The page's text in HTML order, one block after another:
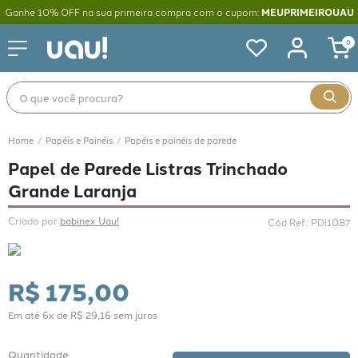
Ganhe 10% OFF na sua primeira compra com o cupom: MEUPRIMEIROUAU
0
O que você procura?
Papéis e Painéis Papéis e painéis de parede
Papel de Parede Listras Trinchado
Grande Laranja
Criado por bobinex Uau! Cód Ref.: PDI1087
R$ 175,00
Em até 6x de R$ 29 16 sem juros
Quantidade